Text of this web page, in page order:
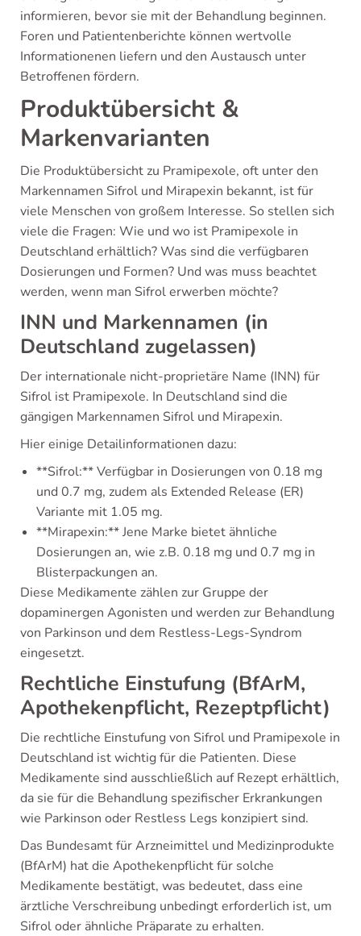
informieren, bevor sie mit der Behandlung beginnen.
Foren und Patientenberichte können wertvolle
Informationenen liefern und den Austausch unter
Betroffenen fördern.
Produktübersicht &
Markenvarianten
Die Produktübersicht zu Pramipexole, oft unter den
Markennamen Sifrol und Mirapexin bekannt, ist für
viele Menschen von großem Interesse. So stellen sich
viele die Fragen: Wie und wo ist Pramipexole in
Deutschland erhältlich? Was sind die verfügbaren
Dosierungen und Formen? Und was muss beachtet
werden, wenn man Sifrol erwerben möchte?
INN und Markennamen (in
Deutschland zugelassen)
Der internationale nicht-proprietäre Name (INN) für
Sifrol ist Pramipexole. In Deutschland sind die
gängigen Markennamen Sifrol und Mirapexin.
Hier einige Detailinformationen dazu:
**Sifrol:** Verfügbar in Dosierungen von 0.18 mg
und 0.7 mg, zudem als Extended Release (ER)
Variante mit 1.05 mg.
**Mirapexin:** Jene Marke bietet ähnliche
Dosierungen an, wie z.B. 0.18 mg und 0.7 mg in
Blisterpackungen an.
Diese Medikamente zählen zur Gruppe der
dopaminergen Agonisten und werden zur Behandlung
von Parkinson und dem Restless-Legs-Syndrom
eingesetzt.
Rechtliche Einstufung (BfArM,
Apothekenpflicht, Rezeptpflicht)
Die rechtliche Einstufung von Sifrol und Pramipexole in
Deutschland ist wichtig für die Patienten. Diese
Medikamente sind ausschließlich auf Rezept erhältlich,
da sie für die Behandlung spezifischer Erkrankungen
wie Parkinson oder Restless Legs konzipiert sind.
Das Bundesamt für Arzneimittel und Medizinprodukte
(BfArM) hat die Apothekenpflicht für solche
Medikamente bestätigt, was bedeutet, dass eine
ärztliche Verschreibung unbedingt erforderlich ist, um
Sifrol oder ähnliche Präparate zu erhalten.